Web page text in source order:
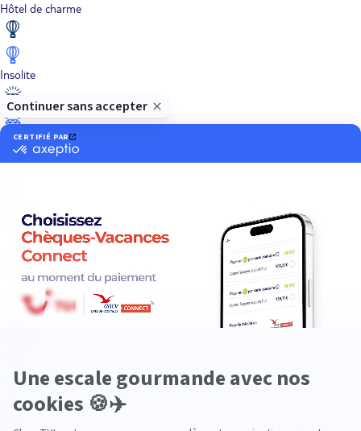
Hôtel de charme
Insolite
Luxe
Neige
Premium